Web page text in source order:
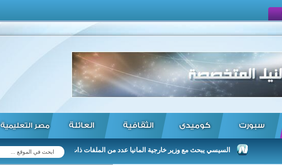
سبورت كوميدى الثقافية العائلة مصر التعليمية
السيسي يبحث مع وزير خارجية المانيا عدد من الملفات ذات الصلة بالعلاقات الثنائية ...